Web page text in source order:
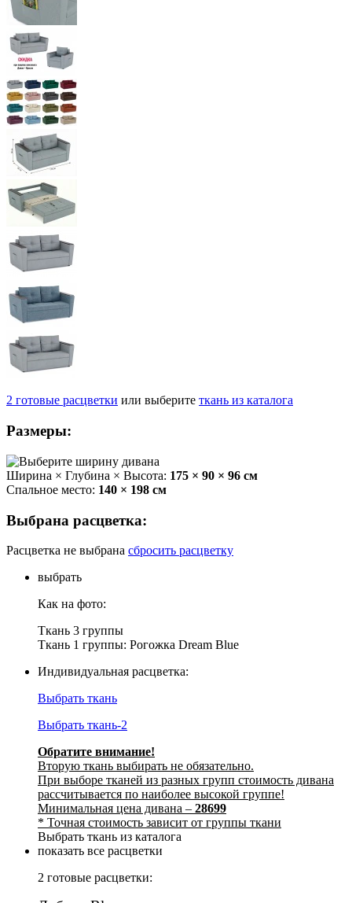
2 готовые расцветки или выберите ткань из каталога
Размеры:
Ширина × Глубина × Высота: 175 × 90 × 96 см
Спальное место: 140 × 198 см
Выбрана расцветка:
Расцветка не выбрана сбросить расцветку
выбрать
Как на фото:
Ткань 3 группы
Ткань 1 группы: Рогожка Dream Blue
Индивидуальная расцветка:
Выбрать ткань
Выбрать ткань-2
Обратите внимание!
Вторую ткань выбирать не обязательно.
При выборе тканей из разных групп стоимость дивана
рассчитывается по наиболее высокой группе!
Минимальная цена дивана – 28699
* Точная стоимость зависит от группы ткани
Выбрать ткань из каталога
показать все расцветки
2 готовые расцветки: